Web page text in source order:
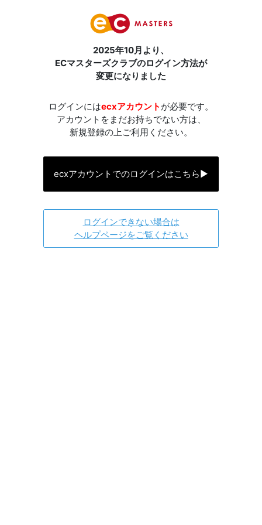
2025年10月より、
ECマスターズクラブのログイン方法が
変更になりました
ログインにはecxアカウント が必要です。
アカウントをまだお持ちでない方は、
新規登録の上ご利用ください。
ecxアカウントでのログインはこちら▶
ログインできない場合は
ヘルプページをご覧ください